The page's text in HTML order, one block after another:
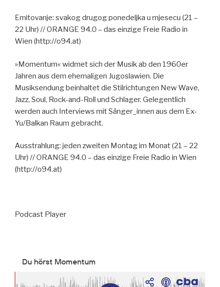
Emitovanje: svakog drugog ponedeljka u mjesecu (21 –
22 Uhr) // ORANGE 94.0 – das einzige Freie Radio in
Wien (http://o94.at)
»Momentum« widmet sich der Musik ab den 1960er
Jahren aus dem ehemaligen Jugoslawien. Die
Musiksendung beinhaltet die Stilrichtungen New Wave,
Jazz, Soul, Rock-and-Roll und Schlager. Gelegentlich
werden auch Interviews mit Sänger_innen aus dem Ex-
Yu/Balkan Raum gebracht.
Ausstrahlung: jeden zweiten Montag im Monat (21 – 22
Uhr) // ORANGE 94.0 – das einzige Freie Radio in Wien
(http://o94.at)
Podcast Player